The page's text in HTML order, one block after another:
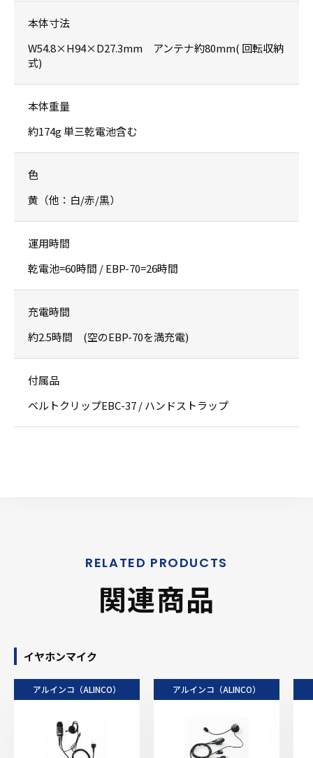
本体寸法
W54.8×H94×D27.3mm アンテナ約80mm( 回転収納
式)
本体重量
約174g 単三乾電池含む
色
黄（他：白/赤/黒）
運用時間
乾電池=60時間 / EBP-70=26時間
充電時間
約2.5時間 (空のEBP-70を満充電)
付属品
ベルトクリップEBC-37 / ハンドストラップ
関連商品
イヤホンマイク
アルインコ（ALINCO） アルインコ（ALINCO）